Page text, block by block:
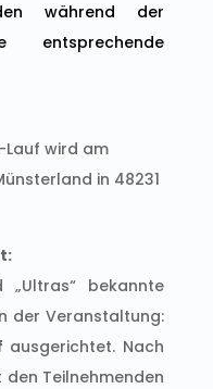
während der
wird am
in 48231
bekannte
der Veranstaltung:
ausgerichtet. Nach
den Teilnehmenden